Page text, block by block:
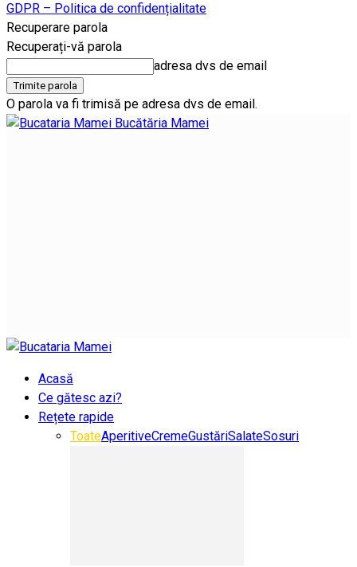
GDPR – Politica de confidențialitate
Recuperare parola
Recuperați-vă parola
adresa dvs de email
O parola va fi trimisă pe adresa dvs de email.
Bucătăria Mamei
Acasă
Ce gătesc azi?
Rețete rapide
ToateAperitiveCremeGustăriSalateSosuri